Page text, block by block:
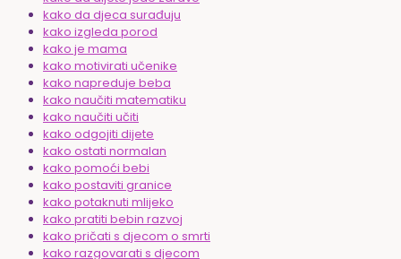
kako da djeca surađuju
kako izgleda porod
kako je mama
kako motivirati učenike
kako napreduje beba
kako naučiti matematiku
kako naučiti učiti
kako odgojiti dijete
kako ostati normalan
kako pomoći bebi
kako postaviti granice
kako potaknuti mlijeko
kako pratiti bebin razvoj
kako pričati s djecom o smrti
kako razgovarati s djecom